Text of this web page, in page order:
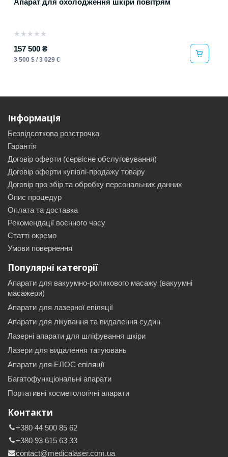
★ ★ ★ ★ ★
157 500 ₴
3 500 $ / 3 029 €
Інформація
Безвідсоткова розстрочка
Гарантія
Договір оферти (сервісне обслуговування)
Договір оферти купівлі-продажу товару
Договір про збір та обробку персональних данних
Опис процедур
Оплата та доставка
Рекомендації воєнного часу
Статті окремо
Умови повернення
Популярні категорії
Апарати для вакуумно-роликового масажу (вакуумні
масажери)
Апарати для лазерної епіляції
Апарати для лікування та видалення судин
Лазерні апарати для шліфування шкіри
Лазери для видалення татуювань
Апарати для ЕЛОС епіляції
Багатофункціональні апарати
Портативні косметологічні апарати
Контакти
+380 44 500 85 62
+380 93 615 63 33
contact@medicalaser.com.ua